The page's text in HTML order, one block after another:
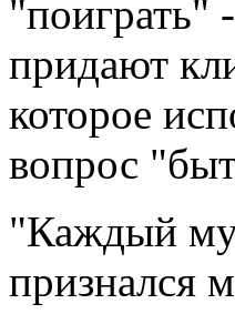
"поиграть"
придают
которое
вопрос
"Каждый
признался